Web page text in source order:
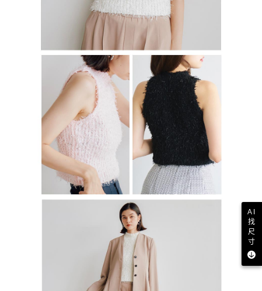
AI
找
尺
寸